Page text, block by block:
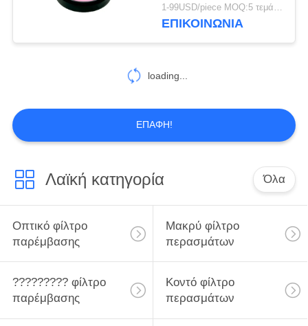
1-99USD/piece MOQ:5 τεμάχια
ΕΠΙΚΟΙΝΩΝΊΑ
loading...
ΕΠΑΦΉ!
Λαϊκή κατηγορία Όλα
Οπτικό φίλτρο
παρέμβασης
Μακρύ φίλτρο
περασμάτων
????????? φίλτρο
παρέμβασης
Κοντό φίλτρο
περασμάτων